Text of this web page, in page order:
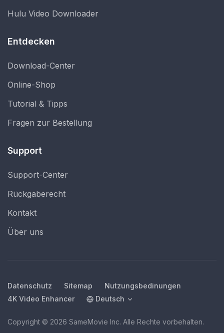
Hulu Video Downloader
Entdecken
Download-Center
Online-Shop
Tutorial & Tipps
Fragen zur Bestellung
Support
Support-Center
Rückgaberecht
Kontakt
Über uns
Datenschutz Sitemap
Nutzungsbedinungen
4K Video Enhancer
Deutsch
Copyright © 2026 SameMovie Inc. Alle Rechte vorbehalten.